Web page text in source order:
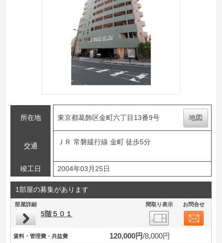
所在地 東京都葛飾区金町六丁目13番9号 地図
交通
ＪＲ 常磐緩行線 金町 徒歩5分
竣工日 2004年03月25日
1部屋の募集があります
部屋詳細 間取り表示 お問合せ
5階５０１
賃料・管理費・共益費 120,000円 8,000円